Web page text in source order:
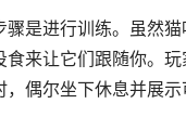
是进行训练。虽然
来让它们跟随你。
偶尔坐下休息并展示